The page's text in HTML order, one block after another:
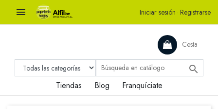
 Iniciar sesión · Registrarse
Cesta

Tiendas Blog Franquíciate